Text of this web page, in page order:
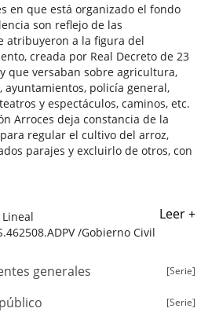
en que está organizado el fondo
son reflejo de las
atribuyeron a la figura del
creada por Real Decreto de 23
que versaban sobre agricultura,
ayuntamientos, policía general,
y espectáculos, caminos, etc.
Arroces deja constancia de la
regular el cultivo del arroz,
parajes y excluirlo de otros, con
/Gobierno Civil
Leer +
generales [Serie]
[Serie]